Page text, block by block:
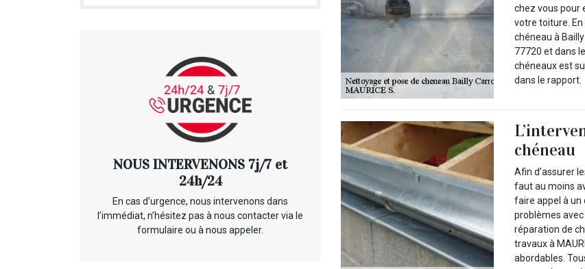
NOUS INTERVENONS 7j/7 et
24h/24
En cas d’urgence, nous intervenons dans
l’immédiat, n’hésitez pas à nous contacter via le
formulaire ou à nous appeler.
chez vous pour
votre toiture.
chéneau à
77720 et dans
chéneaux est
dans le rapport.
chéneau
Afin d’assurer
faut au moins
faire appel à un
problèmes
réparation de
travaux à
abordables.